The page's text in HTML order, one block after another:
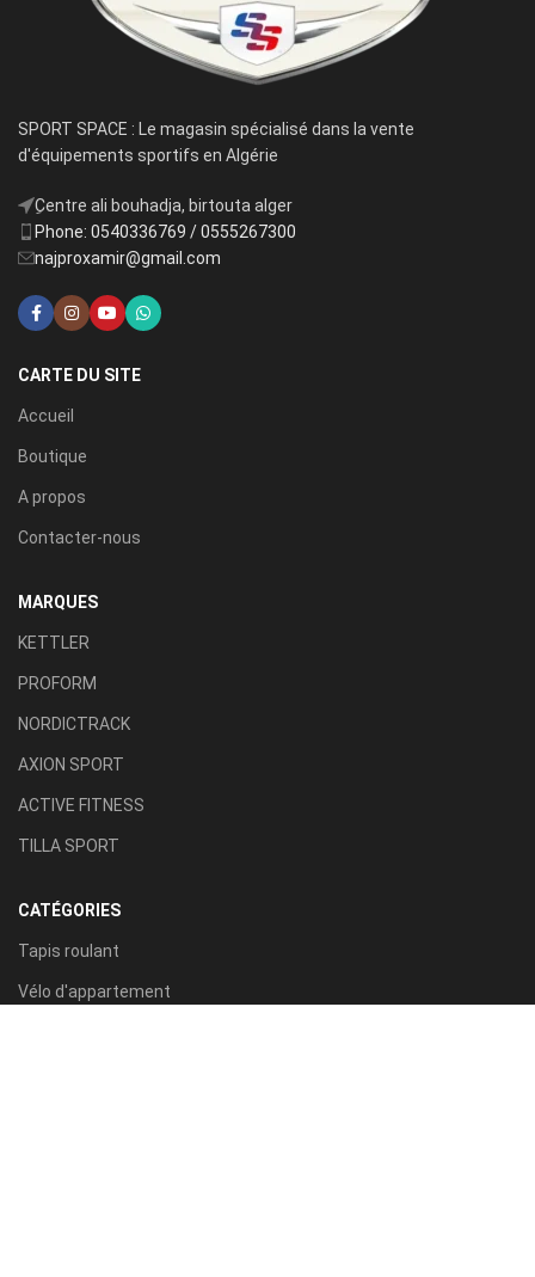
SPORT SPACE : Le magasin spécialisé dans la vente
d'équipements sportifs en Algérie
ِCentre ali bouhadja, birtouta alger
Phone: 0540336769 / 0555267300
najproxamir@gmail.com
CARTE DU SITE
Accueil
Boutique
A propos
Contacter-nous
MARQUES
KETTLER
PROFORM
NORDICTRACK
AXION SPORT
ACTIVE FITNESS
TILLA SPORT
CATÉGORIES
Tapis roulant
Vélo d'appartement